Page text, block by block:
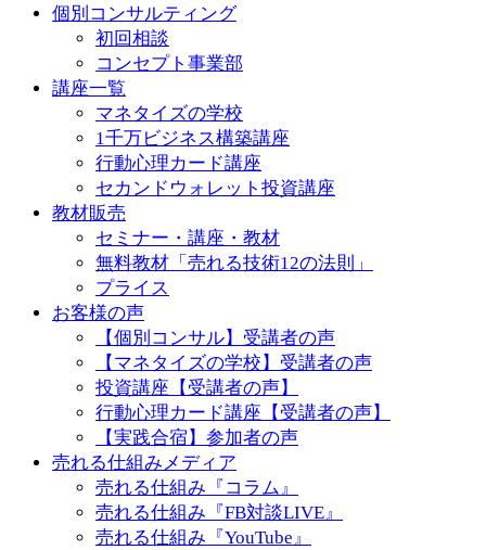
個別コンサルティング
初回相談
コンセプト事業部
講座一覧
マネタイズの学校
1千万ビジネス構築講座
行動心理カード講座
セカンドウォレット投資講座
教材販売
セミナー・講座・教材
無料教材「売れる技術12の法則」
プライス
お客様の声
【個別コンサル】受講者の声
【マネタイズの学校】受講者の声
投資講座【受講者の声】
行動心理カード講座【受講者の声】
【実践合宿】参加者の声
売れる仕組みメディア
売れる仕組み『コラム』
売れる仕組み『FB対談LIVE』
売れる仕組み『YouTube』